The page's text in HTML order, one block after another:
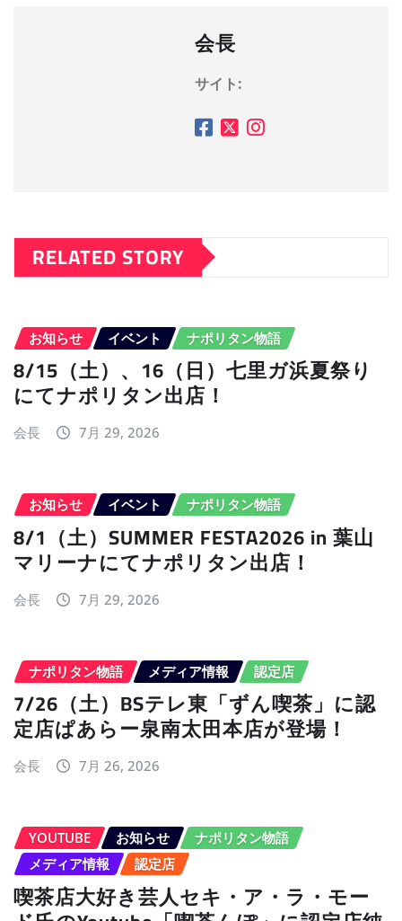
会長
サイト:
RELATED STORY
お知らせ イベント ナポリタン物語
8/15（土）、16（日）七里ガ浜夏祭り
にてナポリタン出店！
会長 7月 29, 2026
お知らせ イベント ナポリタン物語
8/1（土）SUMMER FESTA2026 in 葉山
マリーナにてナポリタン出店！
会長 7月 29, 2026
ナポリタン物語 メディア情報 認定店
7/26（土）BSテレ東「ずん喫茶」に認
定店ぱあらー泉南太田本店が登場！
会長 7月 26, 2026
YOUTUBE お知らせ
ナポリタン物語
メディア情報
認定店
喫茶店大好き芸人セキ・ア・ラ・モー